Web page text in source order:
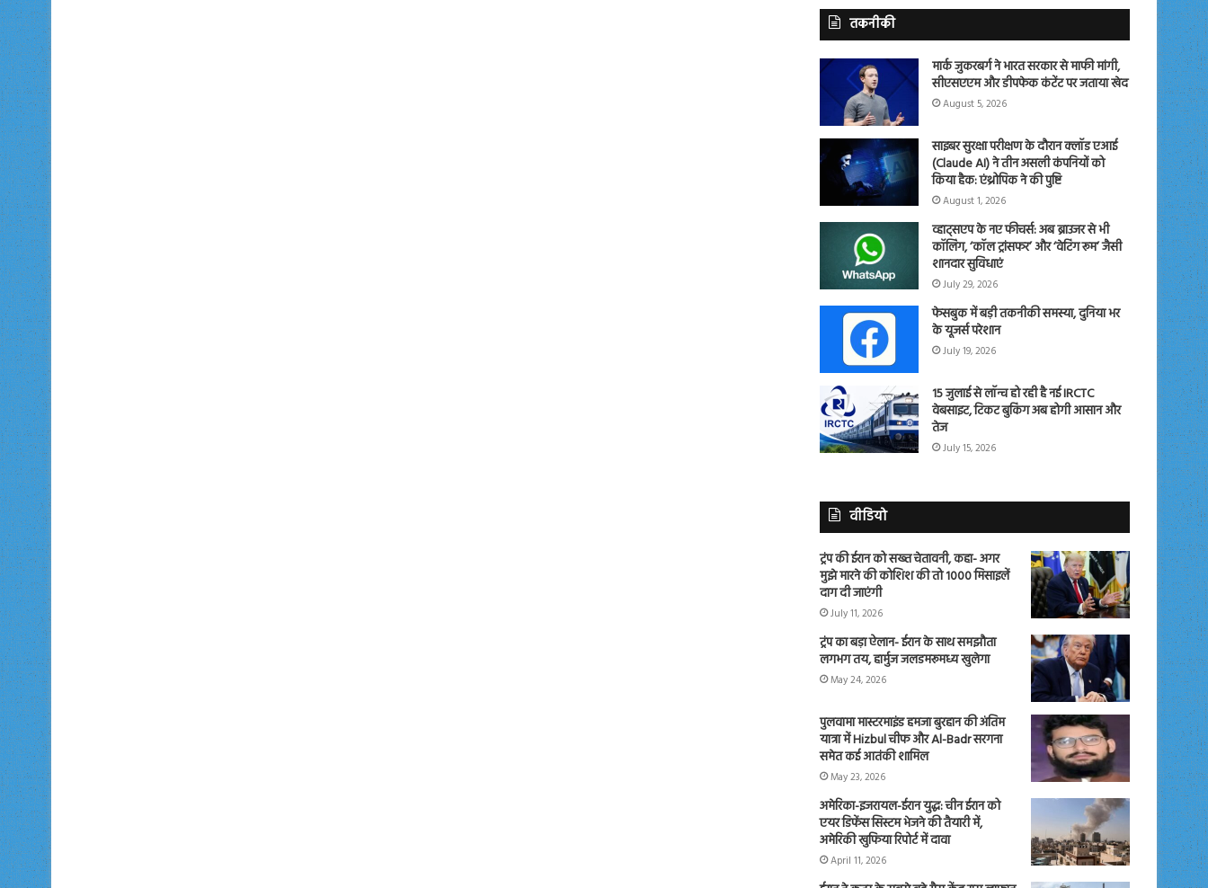
तकनीकी
मार्क जुकरबर्ग ने भारत सरकार से माफी मांगी,
सीएसएएम और डीपफेक कंटेंट पर जताया खेद
August 5, 2026
साइबर सुरक्षा परीक्षण के दौरान क्लॉड एआई
(Claude AI) ने तीन असली कंपनियों को
किया हैक: एंथ्रोपिक ने की पुष्टि
August 1, 2026
व्हाट्सएप के नए फीचर्स: अब ब्राउजर से भी
कॉलिंग, ‘कॉल ट्रांसफर’ और ‘वेटिंग रूम’ जैसी
शानदार सुविधाएं
July 29, 2026
फेसबुक में बड़ी तकनीकी समस्या, दुनिया भर
के यूजर्स परेशान
July 19, 2026
15 जुलाई से लॉन्च हो रही है नई IRCTC
वेबसाइट, टिकट बुकिंग अब होगी आसान और
तेज
July 15, 2026
वीडियो
ट्रंप की ईरान को सख्त चेतावनी, कहा- अगर
मुझे मारने की कोशिश की तो 1000 मिसाइलें
दाग दी जाएंगी
July 11, 2026
ट्रंप का बड़ा ऐलान- ईरान के साथ समझौता
लगभग तय, हार्मुज जलडमरूमध्य खुलेगा
May 24, 2026
पुलवामा मास्टरमाइंड हमजा बुरहान की अंतिम
यात्रा में Hizbul चीफ और Al-Badr सरगना
समेत कई आतंकी शामिल
May 23, 2026
अमेरिका-इजरायल-ईरान युद्ध: चीन ईरान को
एयर डिफेंस सिस्टम भेजने की तैयारी में,
अमेरिकी खुफिया रिपोर्ट में दावा
April 11, 2026